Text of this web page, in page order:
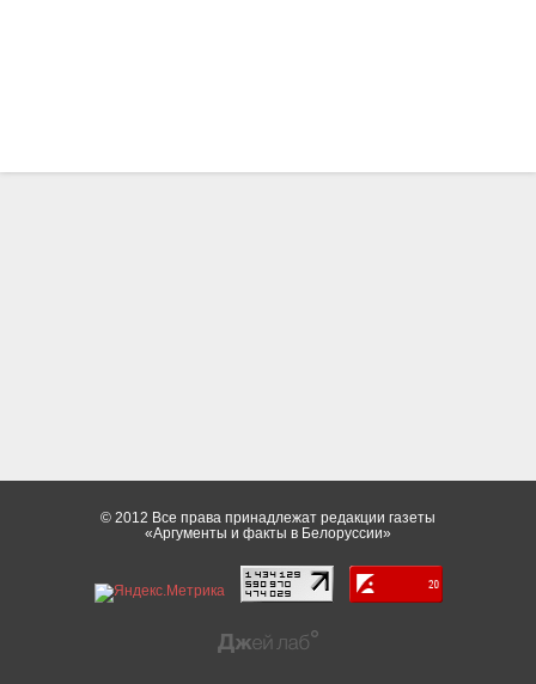
© 2012 Все права принадлежат редакции газеты
«Аргументы и факты в Белоруссии»